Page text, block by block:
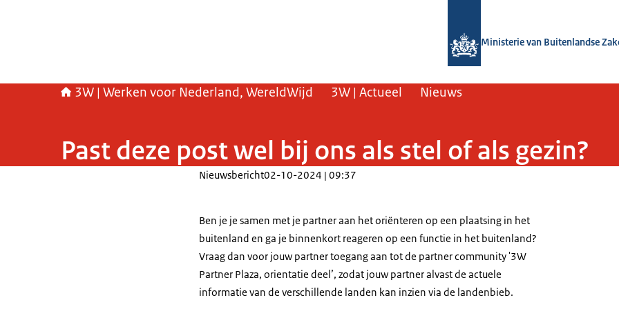
Ministerie van Buitenlandse
3W | Werken voor Nederland, WereldWijd 3W | Actueel Nieuws
Past deze post wel bij ons als stel of als gezin?
Nieuwsbericht02-10-2024 | 09:37
Ben je je samen met je partner aan het oriënteren op een plaatsing in het
buitenland en ga je binnenkort reageren op een functie in het buitenland?
Vraag dan voor jouw partner toegang aan tot de partner community '3W
Partner Plaza, orientatie deel’, zodat jouw partner alvast de actuele
informatie van de verschillende landen kan inzien via de landenbieb.